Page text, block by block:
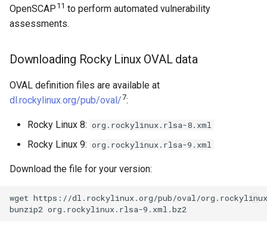
OpenSCAP 11 to perform automated vulnerability
assessments.
Downloading Rocky Linux OVAL data
OVAL definition files are available at
dl.rockylinux.org/pub/oval/7:
Rocky Linux 8: org.rockylinux.rlsa-8.xml
Rocky Linux 9: org.rockylinux.rlsa-9.xml
Download the file for your version:
wget https://dl.rockylinux.org/pub/oval/
bunzip2